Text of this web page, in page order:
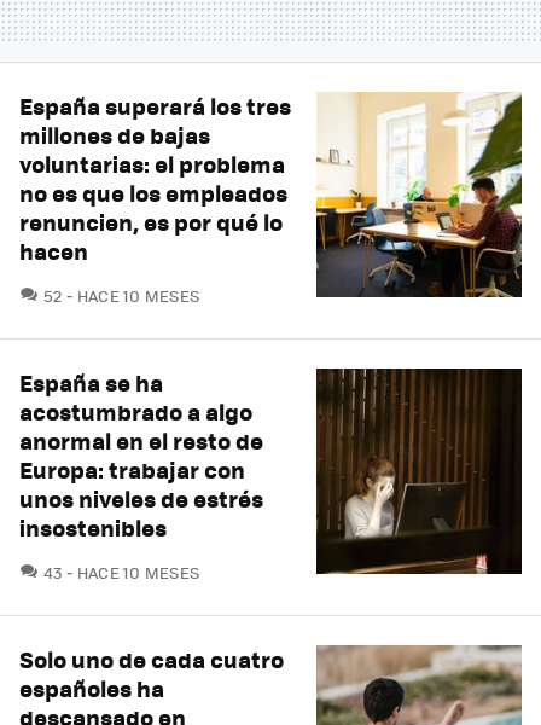
España superará los tres
millones de bajas
voluntarias: el problema
no es que los empleados
renuncien, es por qué lo
hacen
52 COMENTARIOS
HACE 10 MESES
España se ha
acostumbrado a algo
anormal en el resto de
Europa: trabajar con
unos niveles de estrés
insostenibles
43 COMENTARIOS
HACE 10 MESES
Solo uno de cada cuatro
españoles ha
descansado en